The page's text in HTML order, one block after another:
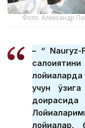
Фото: Александр
– “ Nauryz-
учун